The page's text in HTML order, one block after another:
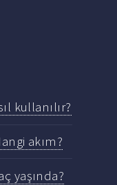
kullanılır?
akım?
yaşında?